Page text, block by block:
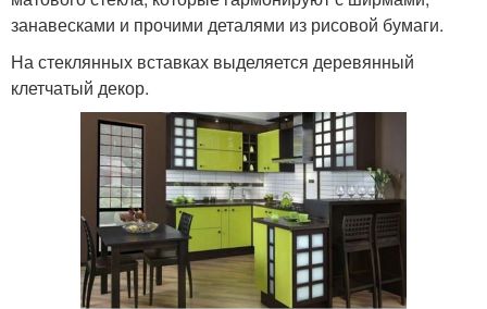
занавесками и прочими деталями из рисовой бумаги.
На стеклянных вставках выделяется деревянный
клетчатый декор.